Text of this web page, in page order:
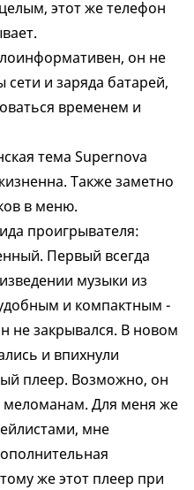
этот же телефон
он не
и заряда батарей,
временем и
тема Supernova
Также заметно
в меню.
проигрывателя:
Первый всегда
музыки из
и компактным -
не закрывался. В новом
и впихнули
плеер. Возможно, он
меломанам. Для меня же
мне
же этот плеер при